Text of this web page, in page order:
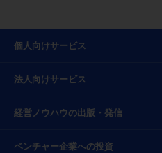
個人向けサービス
法人向けサービス
経営ノウハウの出版・発信
ベンチャー企業への投資